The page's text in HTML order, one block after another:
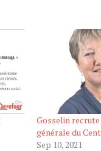
Gosselin
générale du
Sep 10, 2021